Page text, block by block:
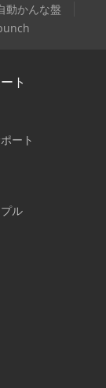
動かんな盤
ト
ート
ル